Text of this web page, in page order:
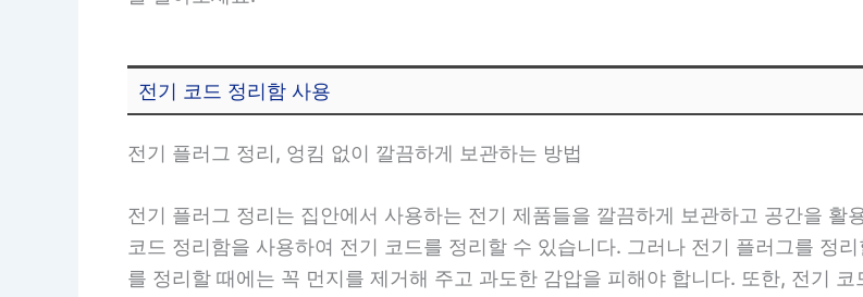
전기 코드 정리함 사용
전기 플러그 정리, 엉킴 없이 깔끔하게 보관하는 방법
전기 플러그 정리는 집안에서 사용하는 전기 제품들을 깔끔하게 보관하고 공간을 활
코드 정리함을 사용하여 전기 코드를 정리할 수 있습니다. 그러나 전기 플러그를 정
를 정리할 때에는 꼭 먼지를 제거해 주고 과도한 감압을 피해야 합니다. 또한, 전기